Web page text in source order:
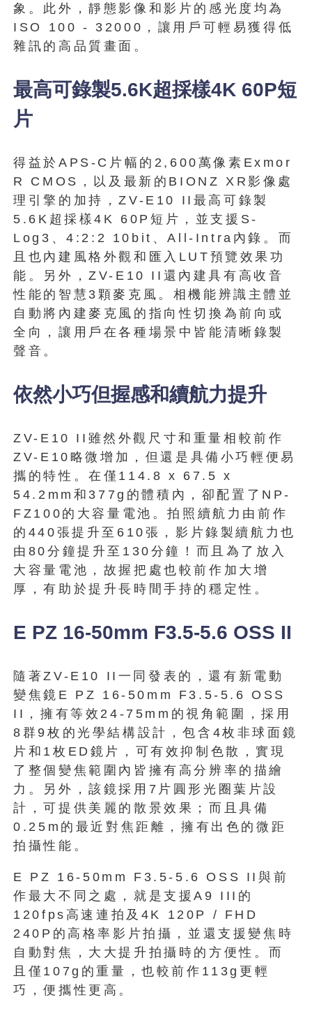
象。此外，靜態影像和影片的感光度均為
ISO 100 - 32000，讓用戶可輕易獲得低
雜訊的高品質畫面。
最高可錄製5.6K超採樣4K 60P短
片
得益於APS-C片幅的2,600萬像素Exmor
R CMOS，以及最新的BIONZ XR影像處
理引擎的加持，ZV-E10 II最高可錄製
5.6K超採樣4K 60P短片，並支援S-
Log3、4:2:2 10bit、All-Intra內錄。而
且也內建風格外觀和匯入LUT預覽效果功
能。另外，ZV-E10 II還內建具有高收音
性能的智慧3顆麥克風。相機能辨識主體並
自動將內建麥克風的指向性切換為前向或
全向，讓用戶在各種場景中皆能清晰錄製
聲音。
依然小巧但握感和續航力提升
ZV-E10 II雖然外觀尺寸和重量相較前作
ZV-E10略微增加，但還是具備小巧輕便易
攜的特性。在僅114.8 x 67.5 x
54.2mm和377g的體積內，卻配置了NP-
FZ100的大容量電池。拍照續航力由前作
的440張提升至610張，影片錄製續航力也
由80分鐘提升至130分鐘！而且為了放入
大容量電池，故握把處也較前作加大增
厚，有助於提升長時間手持的穩定性。
E PZ 16-50mm F3.5-5.6 OSS II
隨著ZV-E10 II一同發表的，還有新電動
變焦鏡E PZ 16-50mm F3.5-5.6 OSS
II，擁有等效24-75mm的視角範圍，採用
8群9枚的光學結構設計，包含4枚非球面鏡
片和1枚ED鏡片，可有效抑制色散，實現
了整個變焦範圍內皆擁有高分辨率的描繪
力。另外，該鏡採用7片圓形光圈葉片設
計，可提供美麗的散景效果；而且具備
0.25m的最近對焦距離，擁有出色的微距
拍攝性能。
E PZ 16-50mm F3.5-5.6 OSS II與前
作最大不同之處，就是支援A9 III的
120fps高速連拍及4K 120P / FHD
240P的高格率影片拍攝，並還支援變焦時
自動對焦，大大提升拍攝時的方便性。而
且僅107g的重量，也較前作113g更輕
巧，便攜性更高。